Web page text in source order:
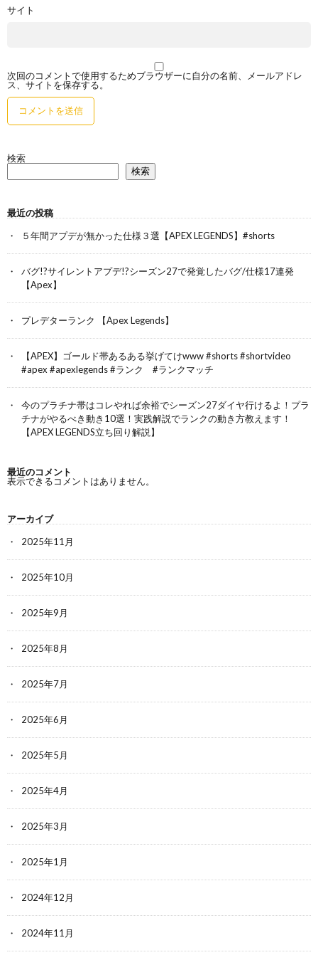
サイト
次回のコメントで使用するためブラウザーに自分の名前、メールアドレ
ス、サイトを保存する。
検索
検索
最近の投稿
５年間アプデが無かった仕様３選【APEX LEGENDS】#shorts
バグ!?サイレントアプデ!?シーズン27で発覚したバグ/仕様17連発
【Apex】
プレデターランク 【Apex Legends】
【APEX】ゴールド帯あるある挙げてけwww #shorts #shortvideo
#apex #apexlegends #ランク #ランクマッチ
今のプラチナ帯はコレやれば余裕でシーズン27ダイヤ行けるよ！プラ
チナがやるべき動き10選！実践解説でランクの動き方教えます！
【APEX LEGENDS立ち回り解説】
最近のコメント
表示できるコメントはありません。
アーカイブ
2025年11月
2025年10月
2025年9月
2025年8月
2025年7月
2025年6月
2025年5月
2025年4月
2025年3月
2025年1月
2024年12月
2024年11月